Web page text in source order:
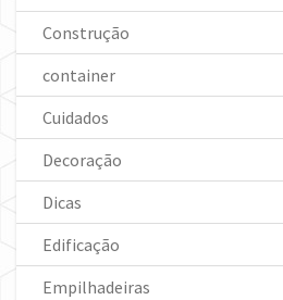
Construção
container
Cuidados
Decoração
Dicas
Edificação
Empilhadeiras